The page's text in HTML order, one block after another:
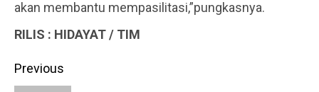
akan membantu mempasilitasi,”pungkasnya.
RILIS : HIDAYAT / TIM
Continue
Previous